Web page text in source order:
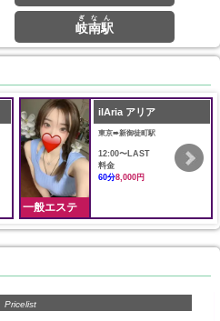
岐南駅
ぎなん
一般エステ
ilAria アリア
東京➠新御徒町駅
12:00〜LAST
料金
60分8,000円
Pricelist